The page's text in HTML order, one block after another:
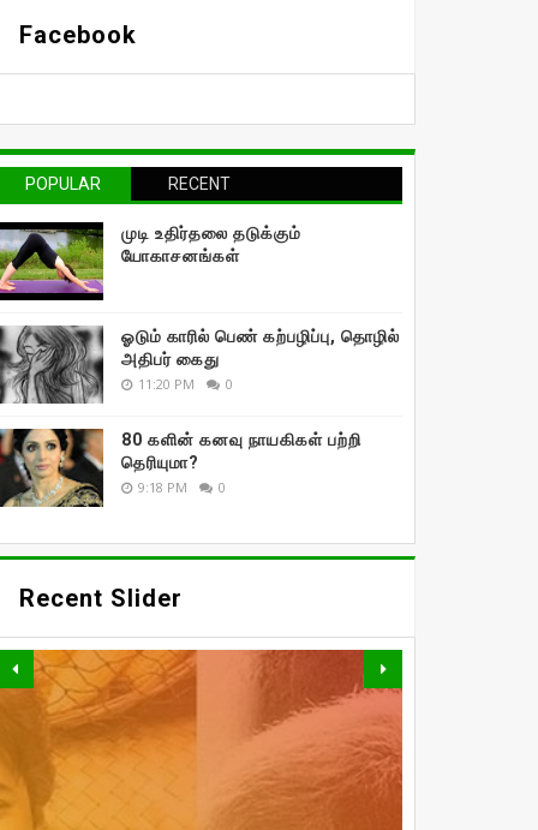
Facebook
POPULAR RECENT
முடி உதிர்தலை தடுக்கும்
யோகாசனங்கள்
ஓடும் காரில் பெண் கற்பழிப்பு, தொழில்
அதிபர் கைது
11:20 PM 0
80 களின் கனவு நாயகிகள் பற்றி
தெரியுமா?
9:18 PM 0
Recent Slider